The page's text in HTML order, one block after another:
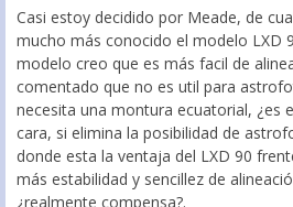
Casi estoy decidido por Meade, de
mucho más conocido el modelo LXD
modelo creo que es más facil de
comentado que no es util para
necesita una montura ecuatorial, ¿es
cara, si elimina la posibilidad de
donde esta la ventaja del LXD 90
más estabilidad y sencillez de
¿realmente compensa?.